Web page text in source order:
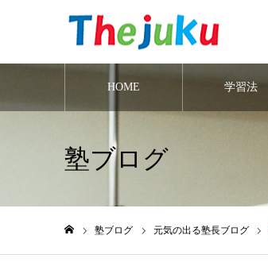
HOME 学習法
塾ブログ
塾ブログ 元気の出る塾長ブログ